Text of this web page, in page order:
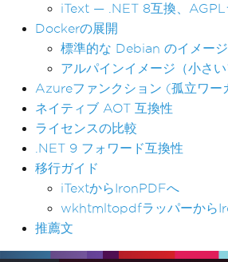
iText — .NET 8互換、AGPL
Dockerの展開
標準的な Debian のイメー
アルパインイメージ（小さい
Azureファンクション (孤立ワー
ネイティブ AOT 互換性
ライセンスの比較
.NET 9 フォワード互換性
移行ガイド
iTextからIronPDFへ
wkhtmltopdfラッパーから
推薦文